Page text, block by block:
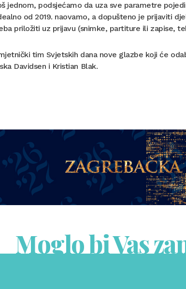
jednom, podsjećamo da uza sve parametre
od 2019. naovamo, a dopušteno je prijaviti
priložiti uz prijavu (snimke, partiture ili zapise,
tim Svjetskih dana nove glazbe koji će
Davidsen i Kristian Blak.
Moglo bi Vas